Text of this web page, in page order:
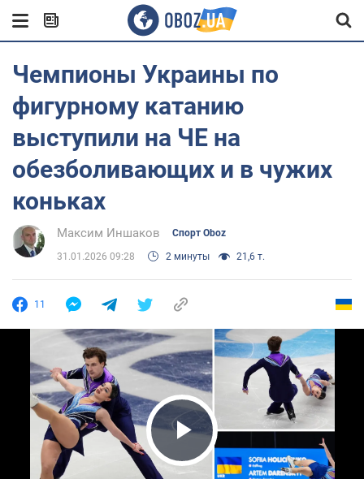
Чемпионы Украины по
фигурному катанию
выступили на ЧЕ на
обезболивающих и в чужих
коньках
Максим Иншаков Спорт Oboz
31.01.2026 09:28 2 минуты 21,6 т.
11
Play Video